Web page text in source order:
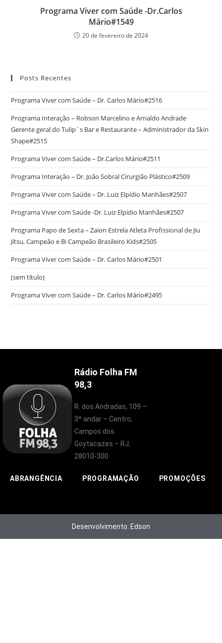
Programa Viver com Saúde -Dr.Carlos
Mário#1549
20 de fevereiro de 2024
Posts Recentes
Programa Viver com Saúde – Dr. Carlos Mário#2516
Programa Interação – Robson Marcelino e Arnaldo Andrade
Gerente geral do Tulip´s Bar e Restaurante – Administrador da Skin
Shape#2515
Programa Viver com Saúde – Dr.Carlos Mário#2511
Programa Interação – Dr. João Sobral Cirurgião Plástico#2509
Programa Viver com Saúde – Dr. Luiz Elpídio Manhães#2507
Programa Viver com Saúde -Dr. Luiz Elpídio Manhães#2507
Programa Papo de Sexta – Zaion Estrela Atleta Profissional de Jiu
Jítsu, Campeão e Bi Campeão Brasileiro Kids#2505
Programa Viver com Saúde – Dr. Carlos Mário#2501
(sem título)
Programa Viver com Saúde – Dr. Carlos Mário#2495
Rádio Folha FM
98,3
R. dos Andradas, 109 –
3º andar – Centro,
Campos dos
Goytacazes – RJ,
28010-300
ABRANGÊNCIA PROGRAMAÇÃO PROMOÇÕES
Desenvolvimento: Edson